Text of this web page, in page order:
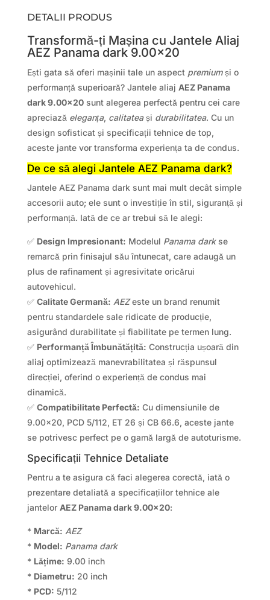
DETALII PRODUS
Transformă-ți Mașina cu Jantele Aliaj
AEZ Panama dark 9.00×20
Ești gata să oferi mașinii tale un aspect premiumși o
performanță superioară? Jantele aliaj AEZ Panama
dark 9.00×20sunt alegerea perfectă pentru cei care
apreciază eleganța, calitateași durabilitatea. Cu un
design sofisticat și specificații tehnice de top,
aceste jante vor transforma experiența ta de condus.
De ce să alegi Jantele AEZ Panama dark?
Jantele AEZ Panama dark sunt mai mult decât simple
accesorii auto; ele sunt o investiție în stil, siguranță și
performanță. Iată de ce ar trebui să le alegi:
✅ Design Impresionant: Modelul Panama darkse
remarcă prin finisajul său întunecat, care adaugă un
plus de rafinament și agresivitate oricărui
autovehicul.
✅ Calitate Germană: AEZeste un brand renumit
pentru standardele sale ridicate de producție,
asigurând durabilitate și fiabilitate pe termen lung.
✅ Performanță Îmbunătățită: Construcția ușoară din
aliaj optimizează manevrabilitatea și răspunsul
direcției, oferind o experiență de condus mai
dinamică.
✅ Compatibilitate Perfectă: Cu dimensiunile de
9.00×20, PCD 5/112, ET 26 și CB 66.6, aceste jante
se potrivesc perfect pe o gamă largă de autoturisme.
Specificații Tehnice Detaliate
Pentru a te asigura că faci alegerea corectă, iată o
prezentare detaliată a specificațiilor tehnice ale
jantelor AEZ Panama dark 9.00×20:
* Marcă: AEZ
* Model: Panama dark
* Lățime: 9.00 inch
* Diametru: 20 inch
* PCD: 5/112